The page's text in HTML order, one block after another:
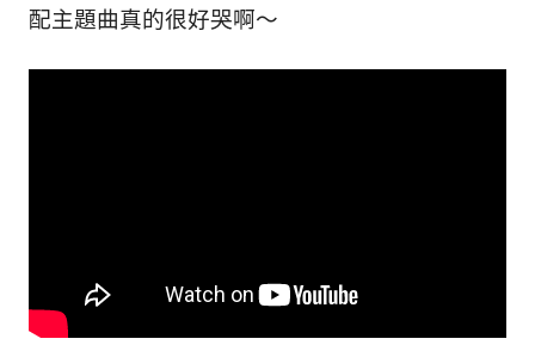
配主題曲真的很好哭啊～